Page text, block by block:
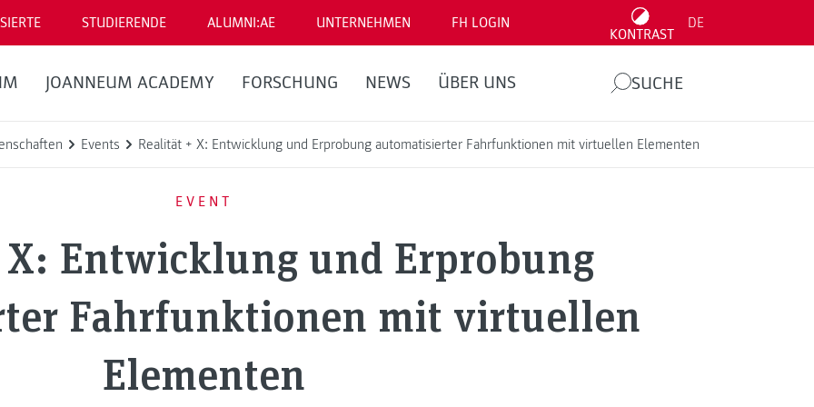
STUDIERENDE ALUMNI:AE UNTERNEHMEN FH LOGIN
KONTRAST
DE
JOANNEUM ACADEMY FORSCHUNG NEWS ÜBER UNS SUCHE
Events Realität + X: Entwicklung und Erprobung automatisierter Fahrfunktionen mit virtuellen Elementen
EVENT
Entwicklung und Erprobung
Fahrfunktionen mit virtuellen
Elementen